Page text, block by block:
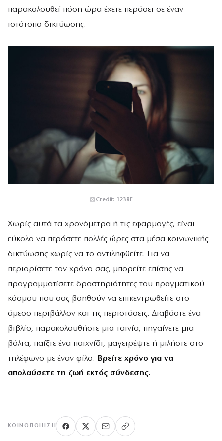
παρακολουθεί πόση ώρα έχετε περάσει σε έναν
ιστότοπο δικτύωσης.
Credit: 123RF
Χωρίς αυτά τα χρονόμετρα ή τις εφαρμογές, είναι
εύκολο να περάσετε πολλές ώρες στα μέσα κοινωνικής
δικτύωσης χωρίς να το αντιληφθείτε. Για να
περιορίσετε τον χρόνο σας, μπορείτε επίσης να
προγραμματίσετε δραστηριότητες του πραγματικού
κόσμου που σας βοηθούν να επικεντρωθείτε στο
άμεσο περιβάλλον και τις περιστάσεις. Διαβάστε ένα
βιβλίο, παρακολουθήστε μια ταινία, πηγαίνετε μια
βόλτα, παίξτε ένα παιχνίδι, μαγειρέψτε ή μιλήστε στο
τηλέφωνο με έναν φίλο. Βρείτε χρόνο για να
απολαύσετε τη ζωή εκτός σύνδεσης.
ΚΟΙΝΟΠΟΊΗΣΗ